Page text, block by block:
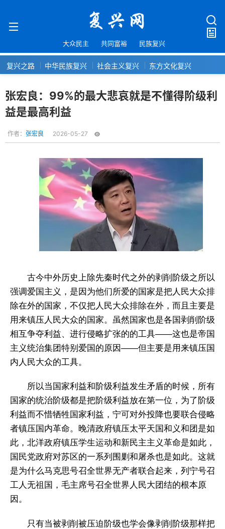
大众民主 共同富裕 民族复兴
复兴之路 中华民族复兴 社会主义复兴 东方文化复兴
张宏良：99%的最大悲哀就是不懂得阶级利
益是最高利益
作者： 张宏良 2026-05-27
古今中外历史上除先秦时代之外的剥削阶级之所以
强调爱国主义，是因为他们所爱的国家是把人民大众排
除在外的国家，不仅把人民大众排除在外，而且主要是
用来镇压人民大众的国家。虽然国家也是各国剥削阶级
相互争夺利益、进行侵略扩张的的工具——这也是帝国
主义统治集团特别爱国的原因——但主要是用来镇压国
内人民大众的工具。
所以当国家利益和阶级利益发生矛盾的时候，所有
国家的统治阶级都是把阶级利益放在第一位，为了阶级
利益而不惜牺牲国家利益，宁可对外投降也要联合侵略
者镇压国内革命。晚清政府镇压太平天国和义和团是如
此，北洋政府镇压学生运动和新民主主义革命是如此，
国民党政府对苏区的一系列围剿和屠杀也是如此。这就
是为什么马克思号召全世界无产者联合起来，列宁号召
工人无祖国，毛主席号召全世界人民大团结的根本原
因。
只有当被剥削被压迫阶级也学会像剥削阶级那样把